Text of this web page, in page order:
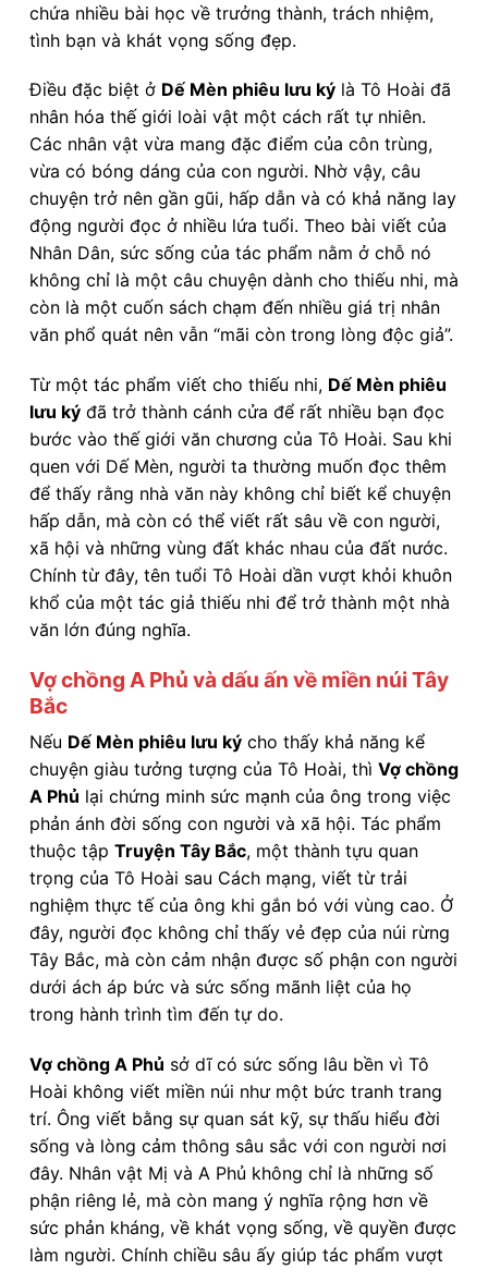
chứa nhiều bài học về trưởng thành, trách nhiệm,
tình bạn và khát vọng sống đẹp.
Điều đặc biệt ở Dế Mèn phiêu lưu ký là Tô Hoài đã
nhân hóa thế giới loài vật một cách rất tự nhiên.
Các nhân vật vừa mang đặc điểm của côn trùng,
vừa có bóng dáng của con người. Nhờ vậy, câu
chuyện trở nên gần gũi, hấp dẫn và có khả năng lay
động người đọc ở nhiều lứa tuổi. Theo bài viết của
Nhân Dân, sức sống của tác phẩm nằm ở chỗ nó
không chỉ là một câu chuyện dành cho thiếu nhi, mà
còn là một cuốn sách chạm đến nhiều giá trị nhân
văn phổ quát nên vẫn “mãi còn trong lòng độc giả”.
Từ một tác phẩm viết cho thiếu nhi, Dế Mèn phiêu
lưu ký đã trở thành cánh cửa để rất nhiều bạn đọc
bước vào thế giới văn chương của Tô Hoài. Sau khi
quen với Dế Mèn, người ta thường muốn đọc thêm
để thấy rằng nhà văn này không chỉ biết kể chuyện
hấp dẫn, mà còn có thể viết rất sâu về con người,
xã hội và những vùng đất khác nhau của đất nước.
Chính từ đây, tên tuổi Tô Hoài dần vượt khỏi khuôn
khổ của một tác giả thiếu nhi để trở thành một nhà
văn lớn đúng nghĩa.
Vợ chồng A Phủ và dấu ấn về miền núi Tây
Bắc
Nếu Dế Mèn phiêu lưu ký cho thấy khả năng kể
chuyện giàu tưởng tượng của Tô Hoài, thì Vợ chồng
A Phủ lại chứng minh sức mạnh của ông trong việc
phản ánh đời sống con người và xã hội. Tác phẩm
thuộc tập Truyện Tây Bắc, một thành tựu quan
trọng của Tô Hoài sau Cách mạng, viết từ trải
nghiệm thực tế của ông khi gắn bó với vùng cao. Ở
đây, người đọc không chỉ thấy vẻ đẹp của núi rừng
Tây Bắc, mà còn cảm nhận được số phận con người
dưới ách áp bức và sức sống mãnh liệt của họ
trong hành trình tìm đến tự do.
Vợ chồng A Phủ sở dĩ có sức sống lâu bền vì Tô
Hoài không viết miền núi như một bức tranh trang
trí. Ông viết bằng sự quan sát kỹ, sự thấu hiểu đời
sống và lòng cảm thông sâu sắc với con người nơi
đây. Nhân vật Mị và A Phủ không chỉ là những số
phận riêng lẻ, mà còn mang ý nghĩa rộng hơn về
sức phản kháng, về khát vọng sống, về quyền được
làm người. Chính chiều sâu ấy giúp tác phẩm vượt